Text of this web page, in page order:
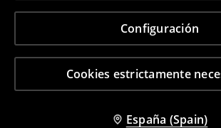
Cookies estrictamente
Configuración
España (Spain)